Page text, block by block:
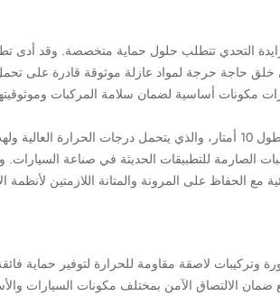
التحدي تتطلب حلول حماية متخصصة. وقد أدى
خلق حاجة حرجة لمواد عازلة موثوقة قادرة على
أساسية لضمان سلامة المركبات وموثوقيتها
شريط الفانيل المقاوم للحرارة أحادي الوجه لعزل الأسلاك في السيارات بطول 10 أمتار، والذي يتحمل
الصارمة للتطبيقات الحديثة في صناعة السيارات.
مع الحفاظ على المرونة والمتانة اللازمتين لأنظمة
وتركيبات لاصقة مقاومة للحرارة لتوفير حماية
ضمان الالتصاق الآمن بمختلف مكونات السيارات